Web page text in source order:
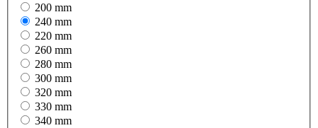
200 mm
240 mm
220 mm
260 mm
280 mm
300 mm
320 mm
330 mm
340 mm